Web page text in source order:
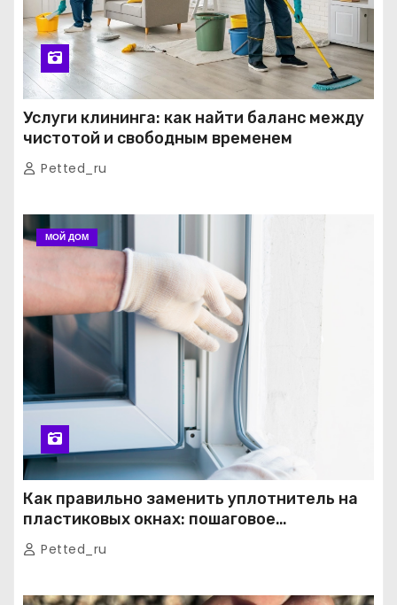
Услуги клининга: как найти баланс между
чистотой и свободным временем
Petted_ru
МОЙ ДОМ
Как правильно заменить уплотнитель на
пластиковых окнах: пошаговое
руководство от экспертов
Petted_ru